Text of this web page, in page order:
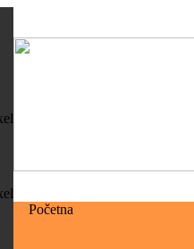
Početna